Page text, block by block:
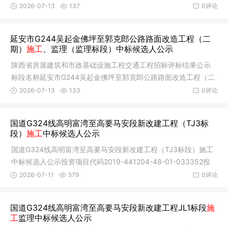
期）施工
0评论
2026-07-13 137
延安市G244吴起金佛坪至郭克郎公路路面改造工程（二
期） 施工、监理（监理标段）中标候选人公示
陕西省房屋建筑和市政基础设施工程交通工程招标评标结果公示
标段名称延安市G244吴起金佛坪至郭克郎公路路面改造工程（二
期）施工
0评论
2026-07-13 133
国道G324线高明富湾至高要马安段新改建工程（TJ3标
段） 施工中标候选人公示
国道G324线高明富湾至高要马安段新改建工程（TJ3标段）施工
中标候选人公示投资项目代码2019-441204-48-01-033352投
资项目名称国
0评论
2026-07-11 579
国道G324线高明富湾至高要马安段新改建工程JL1标段施
工监理中标候选人公示